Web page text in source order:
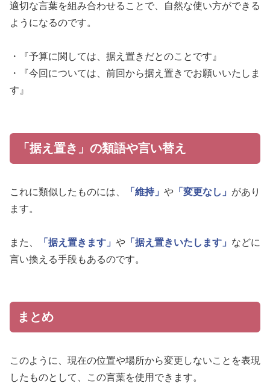
適切な言葉を組み合わせることで、自然な使い方ができる
ようになるのです。
・『予算に関しては、据え置きだとのことです』
・『今回については、前回から据え置きでお願いいたしま
す』
「据え置き」の類語や言い替え
これに類似したものには、 「維持」 や 「変更なし」 があり
ます。
また、 「据え置きます」 や 「据え置きいたします」 などに
言い換える手段もあるのです。
まとめ
このように、現在の位置や場所から変更しないことを表現
したものとして、この言葉を使用できます。